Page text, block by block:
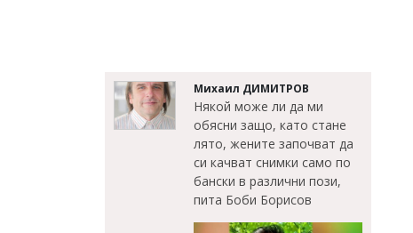
Михаил ДИМИТРОВ
Някой може ли да ми
обясни защо, като стане
лято, жените започват да
си качват снимки само по
бански в различни пози,
пита Боби Борисов